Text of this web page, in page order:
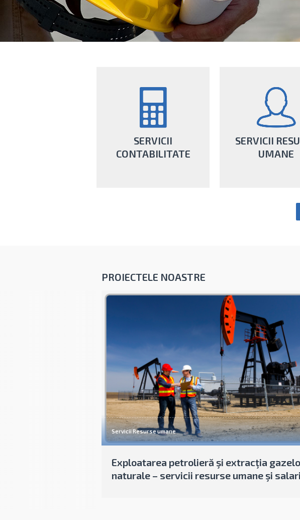
SERVICII
CONTABILITATE
SERVICII
UMANE
Pentru performanța
tale, îți punem la
PROIECTELE NOASTRE
Servicii Resurse umane
Exploatarea petrolieră şi extracţia
naturale – servicii resurse umane şi